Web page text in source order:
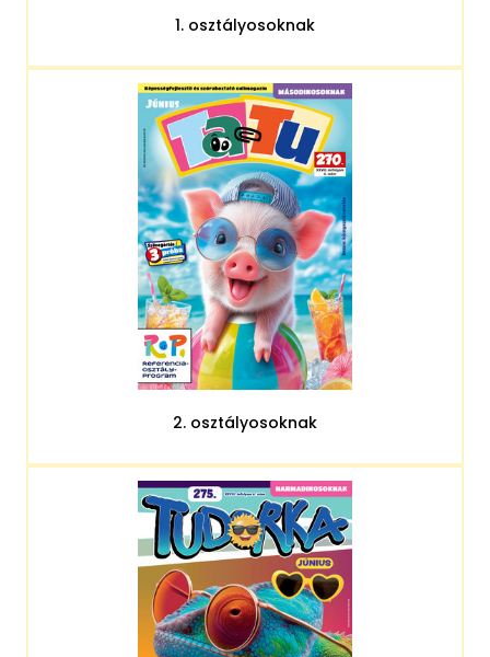
1. osztályosoknak
2. osztályosoknak